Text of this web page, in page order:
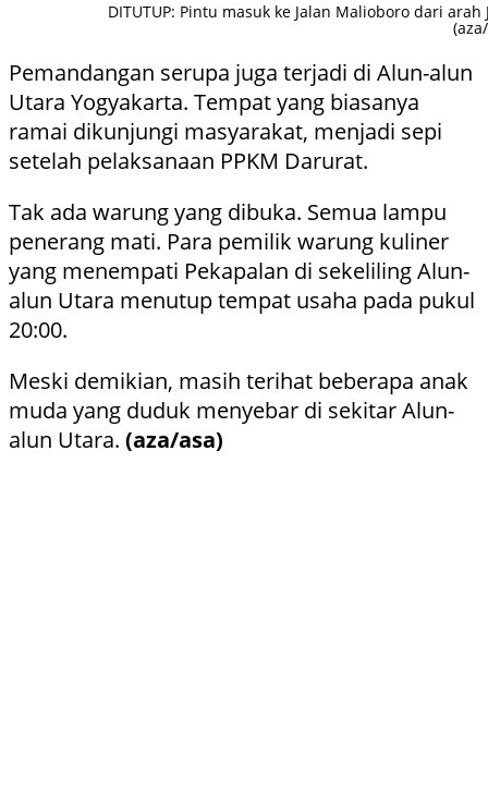
DITUTUP: Pintu masuk ke Jalan Malioboro dari arah
Pemandangan serupa juga terjadi di Alun-alun
Utara Yogyakarta. Tempat yang biasanya
ramai dikunjungi masyarakat, menjadi sepi
setelah pelaksanaan PPKM Darurat.
Tak ada warung yang dibuka. Semua lampu
penerang mati. Para pemilik warung kuliner
yang menempati Pekapalan di sekeliling Alun-
alun Utara menutup tempat usaha pada pukul
20:00.
Meski demikian, masih terihat beberapa anak
muda yang duduk menyebar di sekitar Alun-
alun Utara. (aza/asa)